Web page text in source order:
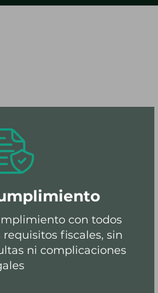
con todos
requisitos fiscales, sin
ni complicaciones